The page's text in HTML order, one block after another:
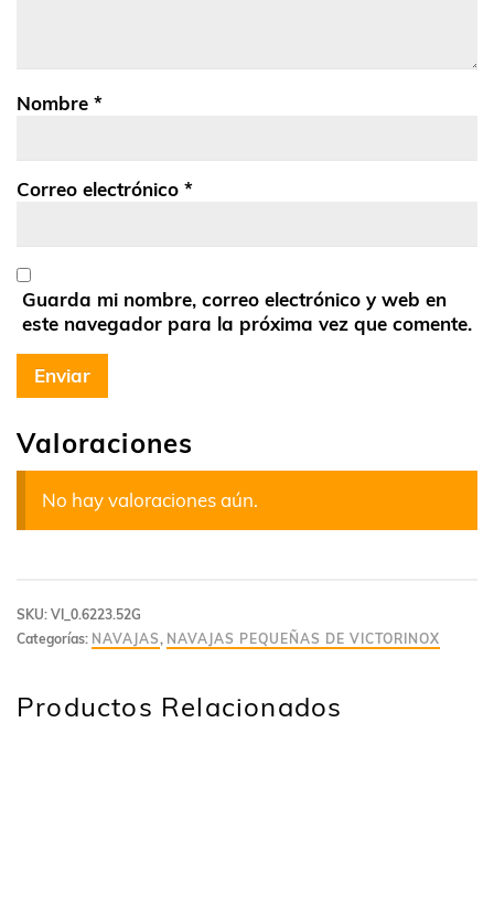
Valoraciones
No hay valoraciones aún.
Nombre *
Correo electrónico *
Guarda mi nombre, correo electrónico y web en
este navegador para la próxima vez que comente.
SKU: VI_0.6223.52G
Categorías: NAVAJAS , NAVAJAS PEQUEÑAS DE VICTORINOX
Productos Relacionados